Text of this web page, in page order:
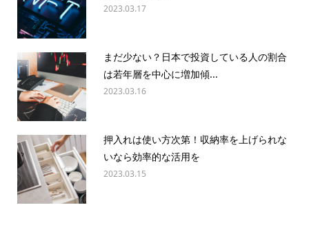
2023.03.17
まだ少ない？日本で投資している人の割合
は若年層を中心に増加傾...
2023.03.16
押入れは使い方次第！収納率を上げられな
いなら効率的な活用を
2023.03.15